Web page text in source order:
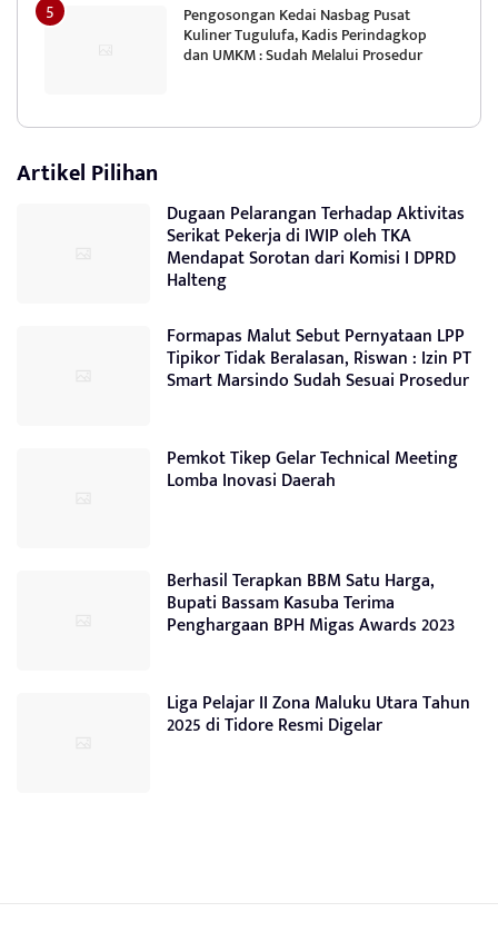
Pengosongan Kedai Nasbag Pusat
Kuliner Tugulufa, Kadis Perindagkop
dan UMKM : Sudah Melalui Prosedur
Artikel Pilihan
Dugaan Pelarangan Terhadap Aktivitas
Serikat Pekerja di IWIP oleh TKA
Mendapat Sorotan dari Komisi I DPRD
Halteng
Formapas Malut Sebut Pernyataan LPP
Tipikor Tidak Beralasan, Riswan : Izin PT
Smart Marsindo Sudah Sesuai Prosedur
Pemkot Tikep Gelar Technical Meeting
Lomba Inovasi Daerah
Berhasil Terapkan BBM Satu Harga,
Bupati Bassam Kasuba Terima
Penghargaan BPH Migas Awards 2023
Liga Pelajar II Zona Maluku Utara Tahun
2025 di Tidore Resmi Digelar